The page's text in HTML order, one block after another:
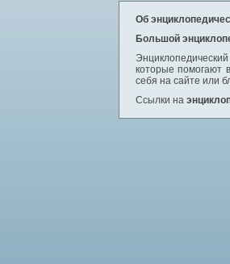
Об
Большой
которые помогают
себя на сайте или
Ссылки на